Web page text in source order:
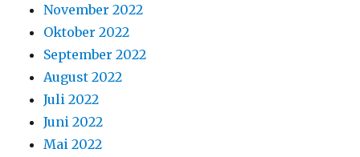
November 2022
Oktober 2022
September 2022
August 2022
Juli 2022
Juni 2022
Mai 2022